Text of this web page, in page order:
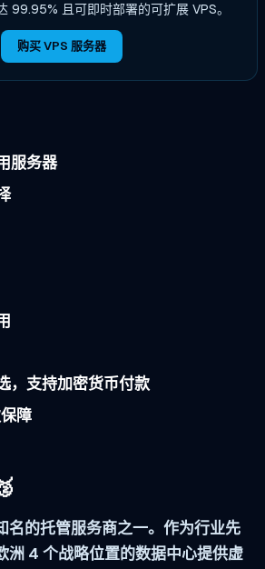
99.95% 且可即时部署的可扩展 VPS。
购买 VPS 服务器
服务器
，支持加密货币付款
障
名的托管服务商之一。作为行业先
洲 4 个战略位置的数据中心提供虚